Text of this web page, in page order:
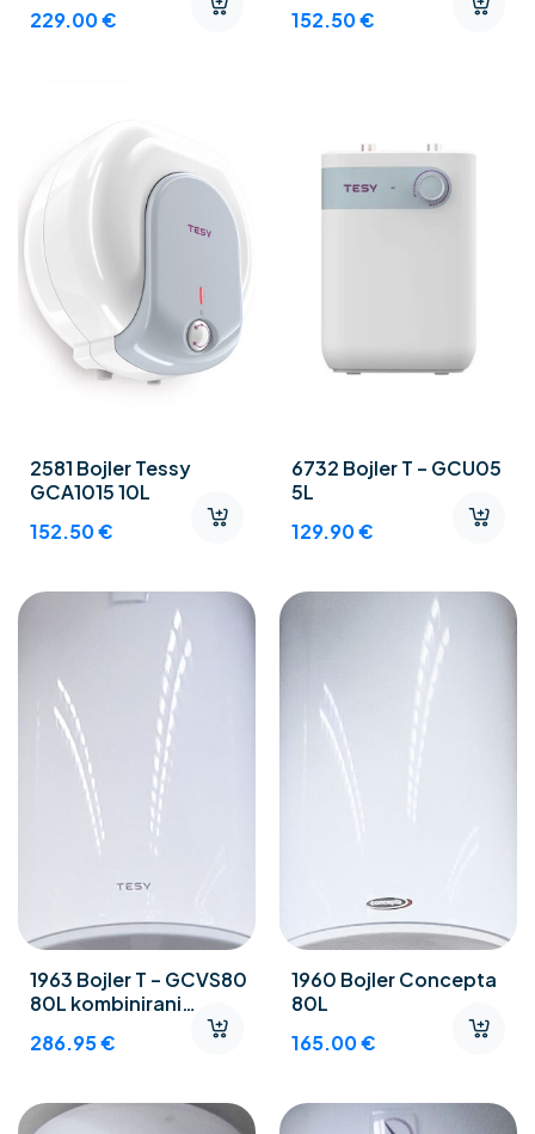
229.00€
152.50€
2581 Bojler Tessy
GCA1015 10L
152.50€
6732 Bojler T – GCU05
5L
129.90€
1963 Bojler T – GCVS80
80L kombinirani
centralno grijanje Lijevi
286.95€
1960 Bojler Concepta
80L
165.00€